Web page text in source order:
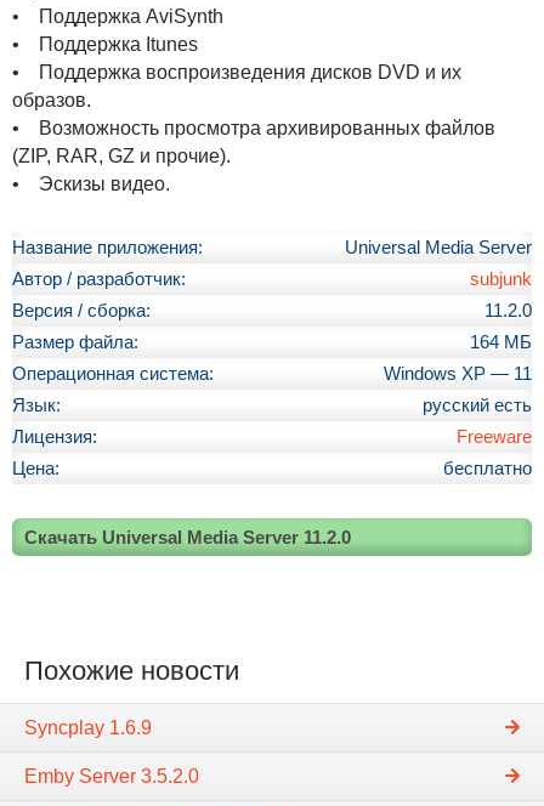
• Поддержка AviSynth
• Поддержка Itunes
• Поддержка воспроизведения дисков DVD и их
образов.
• Возможность просмотра архивированных файлов
(ZIP, RAR, GZ и прочие).
• Эскизы видео.
Название приложения:
Universal Media Server
Автор / разработчик:
subjunk
Версия / сборка:
11.2.0
Размер файла:
164 МБ
Операционная система:
Windows XP — 11
Язык:
русский есть
Лицензия:
Freeware
Цена:
бесплатно
Скачать Universal Media Server 11.2.0
Похожие новости
Syncplay 1.6.9
Emby Server 3.5.2.0